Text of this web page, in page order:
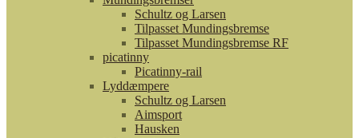
Schultz og Larsen
Tilpasset Mundingsbremse
Tilpasset Mundingsbremse RF
picatinny
Picatinny-rail
Lyddæmpere
Schultz og Larsen
Aimsport
Hausken